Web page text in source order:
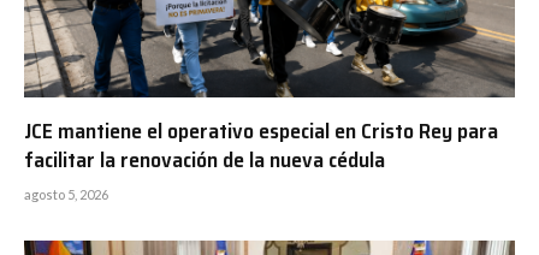
JCE mantiene el operativo especial en Cristo Rey para
facilitar la renovación de la nueva cédula
agosto 5, 2026